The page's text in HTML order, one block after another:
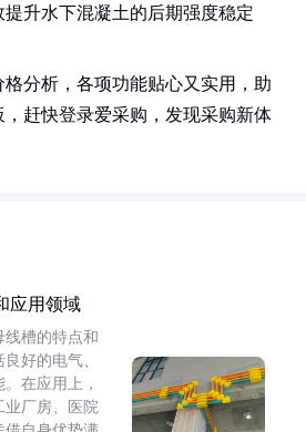
升水下混凝土的后期强度稳定
分析，各项功能贴心又实用，助
赶快登录爱采购，发现采购新体
应用领域
槽的特点和
好的电气、
在应用上，
业厂房、医院